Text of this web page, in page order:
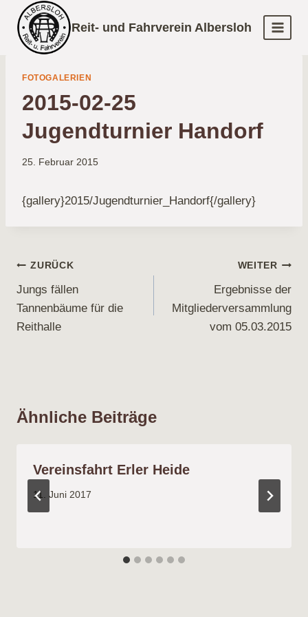
Inhalt
springen
Reit- und Fahrverein Albersloh
FOTOGALERIEN
2015-02-25
Jugendturnier Handorf
25. Februar 2015
{gallery}2015/Jugendturnier_Handorf{/gallery}
Beitragsnavigation
ZURÜCK
Jungs fällen
Tannenbäume für die
Reithalle
WEITER
Ergebnisse der
Mitgliederversammlung
vom 05.03.2015
Ähnliche Beiträge
Vereinsfahrt Erler Heide
11. Juni 2017